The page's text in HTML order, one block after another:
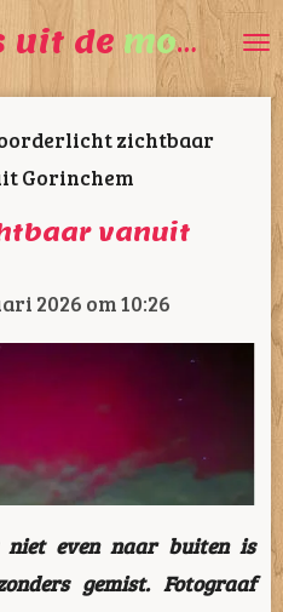
uit de mooiste
zichtbaar
Gorinchem
vanuit
2026 om 10:26
niet even naar buiten is
gemist. Fotograaf